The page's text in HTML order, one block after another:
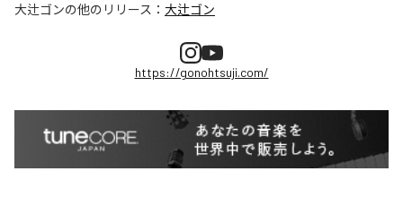
大辻ゴンの他のリリース： 大辻ゴン
https://gonohtsuji.com/